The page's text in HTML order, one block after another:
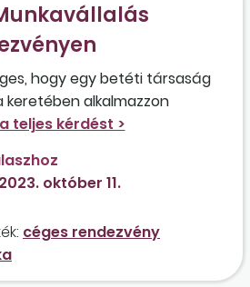
hogy egy betéti társaság
alkalmazzon
vagy ez csak
megengedett, és így
csak a bt. ügyvezetője
2023. október 11.
céges rendezvény